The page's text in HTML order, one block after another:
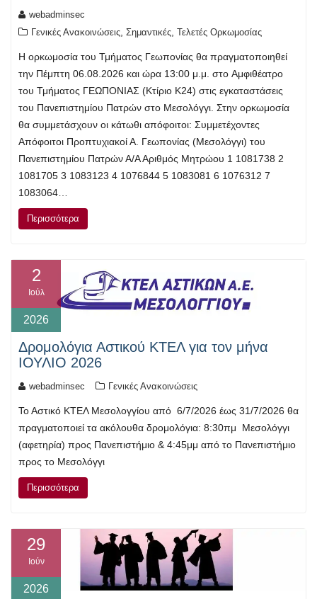
webadminsec
Γενικές Ανακοινώσεις, Σημαντικές, Τελετές Ορκωμοσίας
Η ορκωμοσία του Τμήματος Γεωπονίας θα πραγματοποιηθεί
την Πέμπτη 06.08.2026 και ώρα 13:00 μ.μ. στο Αμφιθέατρο
του Τμήματος ΓΕΩΠΟΝΙΑΣ (Κτίριο Κ24) στις εγκαταστάσεις
του Πανεπιστημίου Πατρών στο Μεσολόγγι. Στην ορκωμοσία
θα συμμετάσχουν οι κάτωθι απόφοιτοι: Συμμετέχοντες
Απόφοιτοι Προπτυχιακοί Α. Γεωπονίας (Μεσολόγγι) του
Πανεπιστημίου Πατρών Α/Α Αριθμός Μητρώου 1 1081738 2
1081705 3 1083123 4 1076844 5 1083081 6 1076312 7
1083064…
Περισσότερα
2
Ιούλ
2026
Δρομολόγια Αστικού ΚΤΕΛ για τον μήνα
ΙΟΥΛΙΟ 2026
webadminsec Γενικές Ανακοινώσεις
Το Αστικό ΚΤΕΛ Μεσολογγίου από 6/7/2026 έως 31/7/2026 θα
πραγματοποιεί τα ακόλουθα δρομολόγια: 8:30πμ Μεσολόγγι
(αφετηρία) προς Πανεπιστήμιο & 4:45μμ από το Πανεπιστήμιο
προς το Μεσολόγγι
Περισσότερα
29
Ιούν
2026